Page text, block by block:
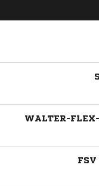
WALTER-
FSV